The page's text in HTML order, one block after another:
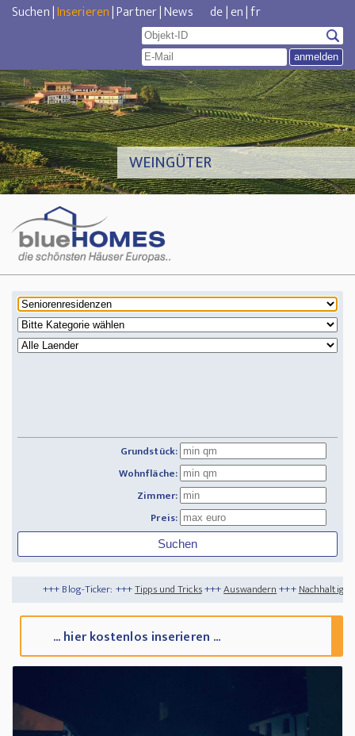
Suchen|Inserieren|Partner|News de|en|fr
WEINGÜTER
Grundstück:
Wohnfläche:
Zimmer:
Preis:
+++ Blog-Ticker: +++Tipps und Tricks+++Auswandern+++Nachhaltigkeit+++
... hier kostenlos inserieren ...